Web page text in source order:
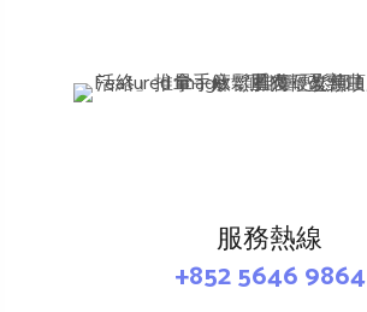
服務熱線
+852 5646 9864